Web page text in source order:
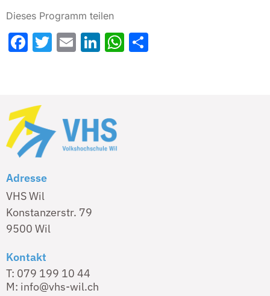
Dieses Programm teilen
Facebook
Twitter
EmailLinkedIn
WhatsApp
Adresse
VHS Wil
Konstanzerstr. 79
9500 Wil
Kontakt
T: 079 199 10 44
M: info@vhs-wil.ch